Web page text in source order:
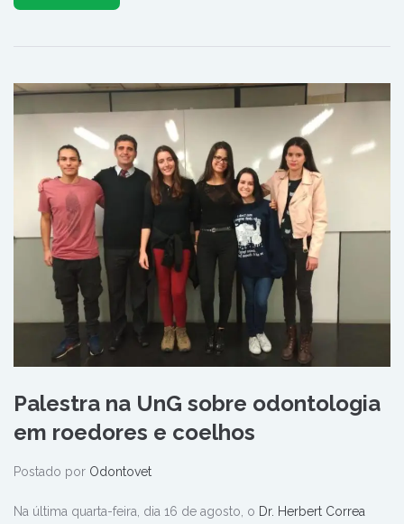
Palestra na UnG sobre odontologia
em roedores e coelhos
Postado por Odontovet
Na última quarta-feira, dia 16 de agosto, o Dr. Herbert Correa